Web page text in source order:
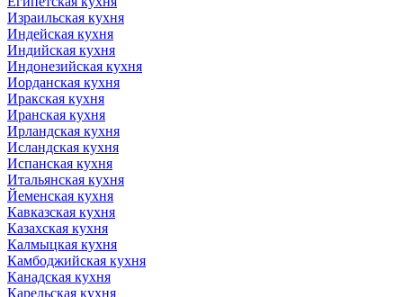
Израильская кухня
Индейская кухня
Индийская кухня
Индонезийская кухня
Иорданская кухня
Иракская кухня
Иранская кухня
Ирландская кухня
Исландская кухня
Испанская кухня
Итальянская кухня
Йеменская кухня
Кавказская кухня
Казахская кухня
Калмыцкая кухня
Камбоджийская кухня
Канадская кухня
Карельская кухня